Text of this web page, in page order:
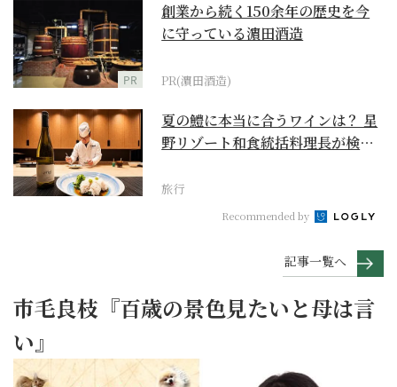
PR
創業から続く150余年の歴史を今
に守っている濵田酒造
PR(濵田酒造)
夏の鱧に本当に合うワインは？ 星
野リゾート和食統括料理長が検証
旅行
Recommended by
記事一覧へ
市毛良枝『百歳の景色見たいと母は言
い』